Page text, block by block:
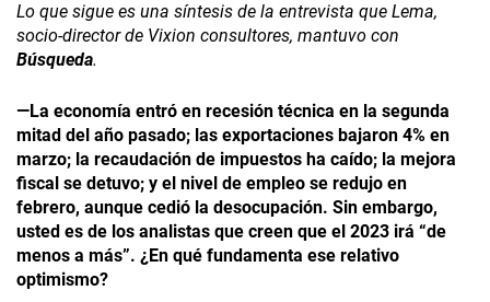
Lo que sigue es una síntesis de la entrevista que Lema,
socio-director de Vixion consultores, mantuvo con
Búsqueda.
—La economía entró en recesión técnica en la segunda
mitad del año pasado; las exportaciones bajaron 4% en
marzo; la recaudación de impuestos ha caído; la mejora
fiscal se detuvo; y el nivel de empleo se redujo en
febrero, aunque cedió la desocupación. Sin embargo,
usted es de los analistas que creen que el 2023 irá “de
menos a más”. ¿En qué fundamenta ese relativo
optimismo?